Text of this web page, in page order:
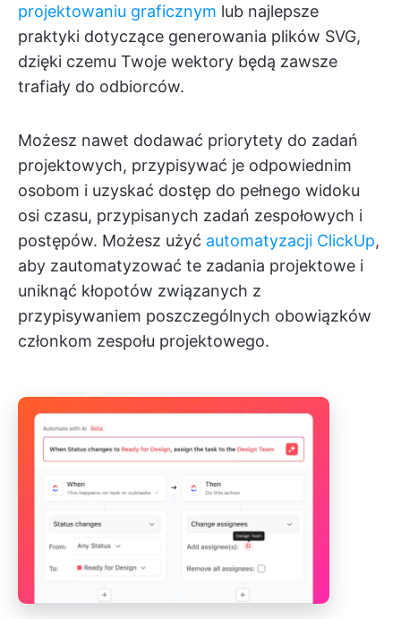
projektowaniu graficznym lub najlepsze
praktyki dotyczące generowania plików SVG,
dzięki czemu Twoje wektory będą zawsze
trafiały do odbiorców.
Możesz nawet dodawać priorytety do zadań
projektowych, przypisywać je odpowiednim
osobom i uzyskać dostęp do pełnego widoku
osi czasu, przypisanych zadań zespołowych i
postępów. Możesz użyć automatyzacji ClickUp,
aby zautomatyzować te zadania projektowe i
uniknąć kłopotów związanych z
przypisywaniem poszczególnych obowiązków
członkom zespołu projektowego.